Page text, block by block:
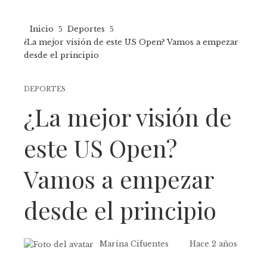
Inicio
Deportes
¿La mejor visión de este US Open? Vamos a empezar
desde el principio
DEPORTES
¿La mejor visión de
este US Open?
Vamos a empezar
desde el principio
Marina Cifuentes Hace 2 años